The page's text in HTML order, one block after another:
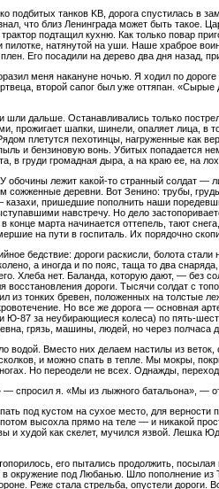
подбитых танков KB, дорога спустилась в
что близ Ленинграда может быть такое.
подтащил кухню. Как только повар
пилотке, натянутой на уши. Наше храброе
плен. Его посадили на дерево два дня назад,
меня накануне ночью. Я ходил по
второй сапог был уже оттяпан.
дальше. Останавливались только
прожигает шапки, шинели, опаляет лица, в
плетутся пехотинцы, нагруженные как
и бензиновую вонь. Убитых попадается
в груди громадная дыра, а на краю ее, на
обочины лежит какой-то странный солдат —
сожженные деревни. Вот Зенино: трубы,
пришедшие пополнить наши
навстречу. Но дело
конце марта начинается оттепель, тают
на пути в госпиталь. Их порядочно
бедствие: дороги раскисли, болота
а иногда и по пояс, таща то два
Хлеба нет. Баланда, которую дают, — без
восстановления дороги. Тысячи солдат с
из тонких бревен, положенных на толстые
Но все же дорога — основная
Ю-87 за неубирающиеся колеса) по пять-
грязь, машины, людей, но через полчаса
водой. Вместо них делаем настилы из
и можно спать в тепле. Мы мокры,
Но переодели не всех. Однажды,
— спросил я. «Мы из лыжного батальона», —
под кустом на сухое место, для
высохла прямо на теле — и никакой
и худой как скелет, мучился язвой. Лешка
его пытались продолжить,
окружение под Любанью. Шло пополнение из
Реже стала стрельба, опустели дороги.